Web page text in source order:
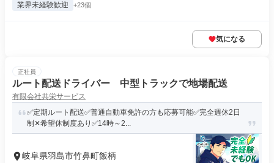
業界未経験歓迎 +23個
気になる
正社員
ルート配送ドライバー 中型トラックで地場配送
有限会社共栄サービス
✅定期ルート配送✅普通自動車免許の方も応募可能✅完全週休2日
制✕希望休制度あり✅14時～2...
岐阜県羽島市竹鼻町飯柄